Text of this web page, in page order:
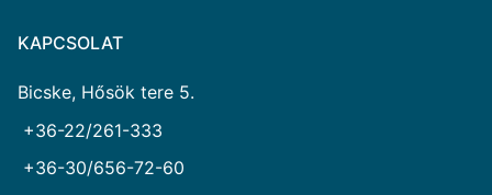
KAPCSOLAT
Bicske, Hősök tere 5.
+36-22/261-333
+36-30/656-72-60